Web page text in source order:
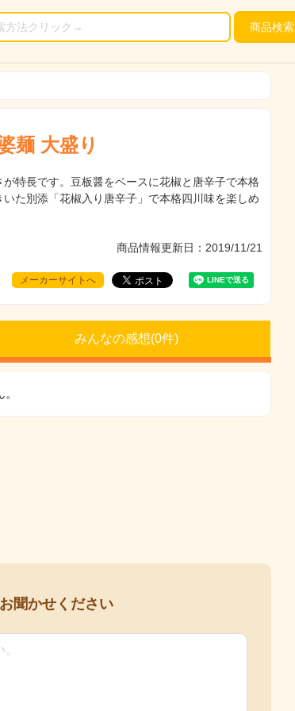
商品検索
麺 大盛り
特長です。豆板醤をベースに花椒と唐辛子で本格
た別添「花椒入り唐辛子」で本格四川味を楽しめ
商品情報更新日：2019/11/21
メーカーサイトへ
みんなの感想(0件)
聞かせください